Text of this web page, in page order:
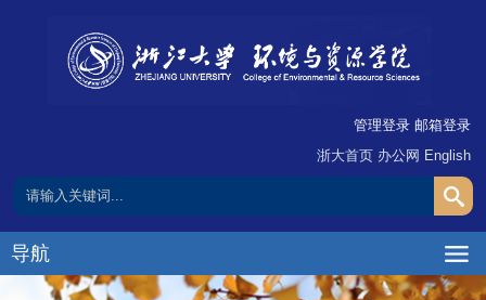
管理登录 邮箱登录
浙大首页 办公网 English
导航